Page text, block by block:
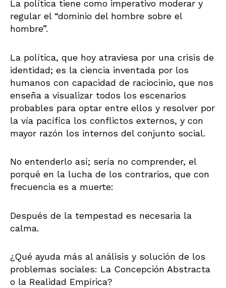
La política tiene como imperativo moderar y
regular el “dominio del hombre sobre el
hombre”.
La política, que hoy atraviesa por una crisis de
identidad; es la ciencia inventada por los
humanos con capacidad de raciocinio, que nos
enseña a visualizar todos los escenarios
probables para optar entre ellos y resolver por
la vía pacífica los conflictos externos, y con
mayor razón los internos del conjunto social.
No entenderlo así; sería no comprender, el
porqué en la lucha de los contrarios, que con
frecuencia es a muerte:
Después de la tempestad es necesaria la
calma.
¿Qué ayuda más al análisis y solución de los
problemas sociales: La Concepción Abstracta
o la Realidad Empírica?